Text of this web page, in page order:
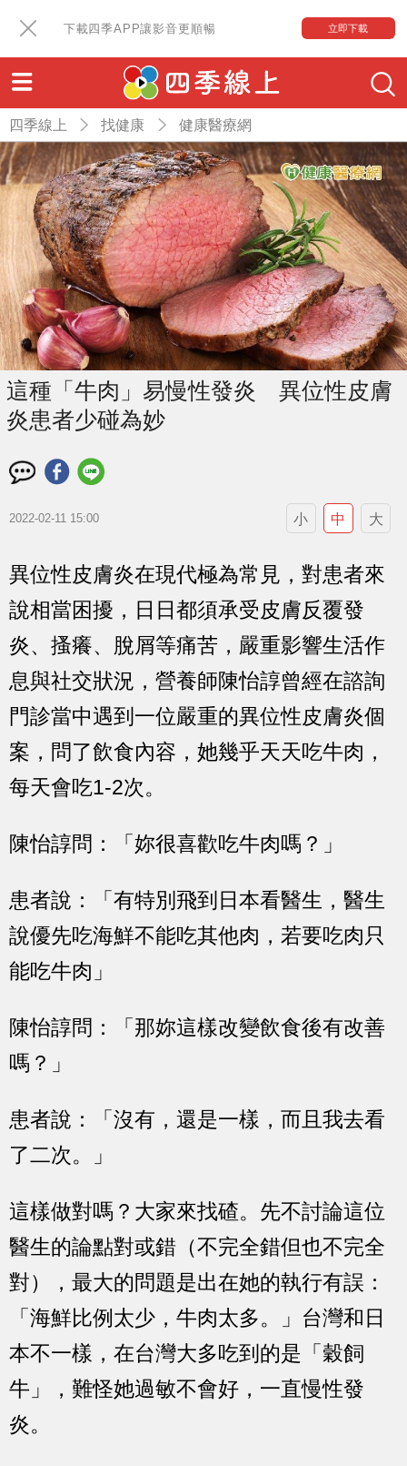
下載四季APP讓影音更順暢 立即下載
四季線上 找健康 健康醫療網
這種「牛肉」易慢性發炎 異位性皮膚
炎患者少碰為妙
2022-02-11 15:00 小 中 大
異位性皮膚炎在現代極為常見，對患者來
說相當困擾，日日都須承受皮膚反覆發
炎、搔癢、脫屑等痛苦，嚴重影響生活作
息與社交狀況，營養師陳怡諄曾經在諮詢
門診當中遇到一位嚴重的異位性皮膚炎個
案，問了飲食內容，她幾乎天天吃牛肉，
每天會吃1-2次。
陳怡諄問：「妳很喜歡吃牛肉嗎？」
患者說：「有特別飛到日本看醫生，醫生
說優先吃海鮮不能吃其他肉，若要吃肉只
能吃牛肉」
陳怡諄問：「那妳這樣改變飲食後有改善
嗎？」
患者說：「沒有，還是一樣，而且我去看
了二次。」
這樣做對嗎？大家來找碴。先不討論這位
醫生的論點對或錯（不完全錯但也不完全
對）， 最大的問題是出在她的執行有誤：
「海鮮比例太少，牛肉太多。」台灣和日
本不一樣，在台灣大多吃到的是「穀飼
牛」，難怪她過敏不會好，一直慢性發
炎。